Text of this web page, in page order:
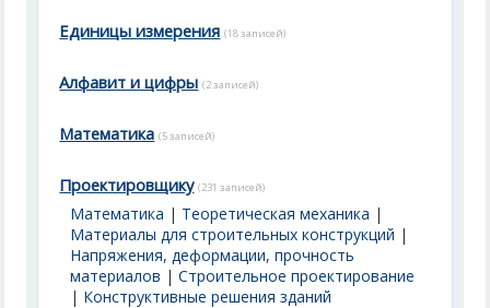
Единицы измерения (18 записей)
Алфавит и цифры (2 записей)
Математика (5 записей)
Проектировщику (231 записей)
Математика | Теоретическая механика |
Материалы для строительных конструкций |
Напряжения, деформации, прочность
материалов |Строительное проектирование
| Конструктивные решения зданий